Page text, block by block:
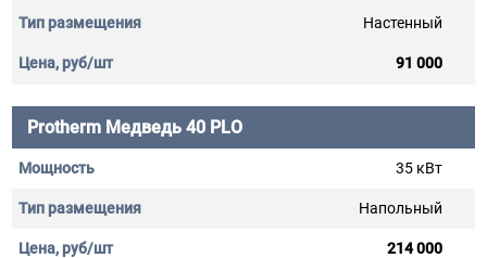
Настенный
91 000
Protherm Медведь 40 PLO
35 кВт
Напольный
214 000